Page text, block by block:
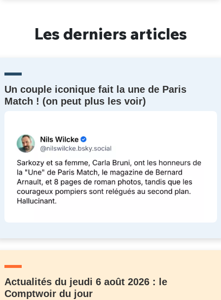
Les derniers articles
Un couple iconique fait la une de Paris
Match ! (on peut plus les voir)
Actualités du jeudi 6 août 2026 : le
Comptwoir du jour